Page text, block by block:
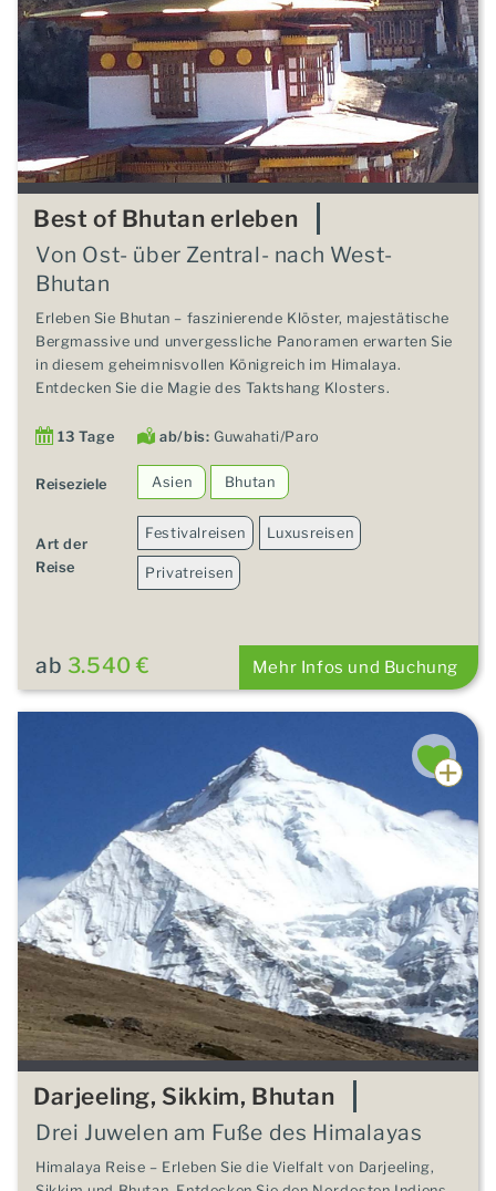
Best of Bhutan erleben
Von Ost- über Zentral- nach West-
Bhutan
Erleben Sie Bhutan – faszinierende Klöster, majestätische
Bergmassive und unvergessliche Panoramen erwarten Sie
in diesem geheimnisvollen Königreich im Himalaya.
Entdecken Sie die Magie des Taktshang Klosters.
13 Tage ab/bis: Guwahati/Paro
Reiseziele Asien Bhutan
Art der
Reise
Festivalreisen Luxusreisen
Privatreisen
ab 3.540 € Mehr Infos und Buchung
Darjeeling, Sikkim, Bhutan
Drei Juwelen am Fuße des Himalayas
Himalaya Reise – Erleben Sie die Vielfalt von Darjeeling,